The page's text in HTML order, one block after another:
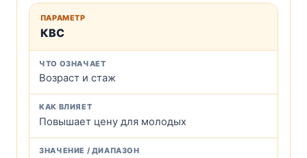
КВС
Возраст и стаж
Повышает цену для молодых